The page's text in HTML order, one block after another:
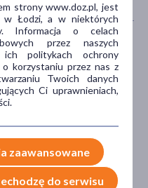
PRODUKTU
diety
strony www.doz.pl, jest
w Łodzi, a w niektórych
Informacja o celach
przez naszych
politykach ochrony
korzystaniu przez nas z
Twoich danych
Ci uprawnieniach,
zaawansowane
do serwisu